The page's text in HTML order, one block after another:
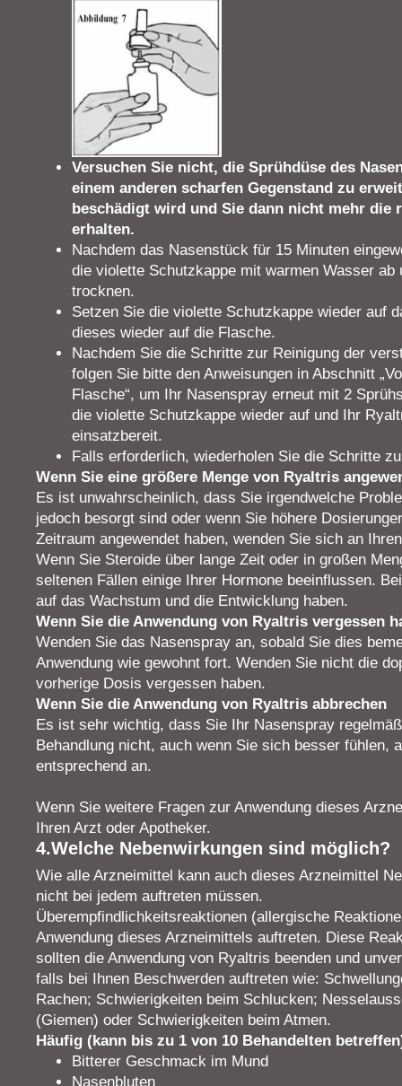
Versuchen Sie nicht, die Sprühdüse des
einem anderen scharfen Gegenstand zu
beschädigt wird und Sie dann nicht mehr
erhalten.
Nachdem das Nasenstück für 15 Minuten
die violette Schutzkappe mit warmen Wasser ab
trocknen.
Setzen Sie die violette Schutzkappe wieder auf
dieses wieder auf die Flasche.
Nachdem Sie die Schritte zur Reinigung der
folgen Sie bitte den Anweisungen in Abschnitt
Flasche“, um Ihr Nasenspray erneut mit 2
die violette Schutzkappe wieder auf und Ihr
einsatzbereit.
Falls erforderlich, wiederholen Sie die Schritte
Wenn Sie eine größere Menge von Ryaltris
Es ist unwahrscheinlich, dass Sie irgendwelche
jedoch besorgt sind oder wenn Sie höhere
Zeitraum angewendet haben, wenden Sie sich an
Wenn Sie Steroide über lange Zeit oder in großen
seltenen Fällen einige Ihrer Hormone beeinflussen.
auf das Wachstum und die Entwicklung haben.
Wenn Sie die Anwendung von Ryaltris vergessen
Wenden Sie das Nasenspray an, sobald Sie dies
Anwendung wie gewohnt fort. Wenden Sie nicht die
vorherige Dosis vergessen haben.
Wenn Sie die Anwendung von Ryaltris abbrechen
Es ist sehr wichtig, dass Sie Ihr Nasenspray
Behandlung nicht, auch wenn Sie sich besser fühlen,
entsprechend an.
Wenn Sie weitere Fragen zur Anwendung dieses
Ihren Arzt oder Apotheker.
4.Welche Nebenwirkungen sind möglich?
Wie alle Arzneimittel kann auch dieses Arzneimittel
nicht bei jedem auftreten müssen.
Überempfindlichkeitsreaktionen (allergische
Anwendung dieses Arzneimittels auftreten. Diese
sollten die Anwendung von Ryaltris beenden und
falls bei Ihnen Beschwerden auftreten wie:
Rachen; Schwierigkeiten beim Schlucken;
(Giemen) oder Schwierigkeiten beim Atmen.
Häufig (kann bis zu 1 von 10 Behandelten
Bitterer Geschmack im Mund
Nasenbluten